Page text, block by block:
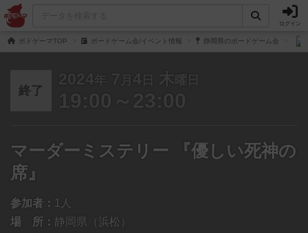
ログイン
ボドゲーマTOP ボードゲーム会/イベント情報 静岡県のボードゲーム会
終了
2024年 7 月 4 日 木 曜日
19:00～23:00
マーダーミステリー 『優しい死神の
席』
参加者： 1人
場 所： 静岡県（浜松）